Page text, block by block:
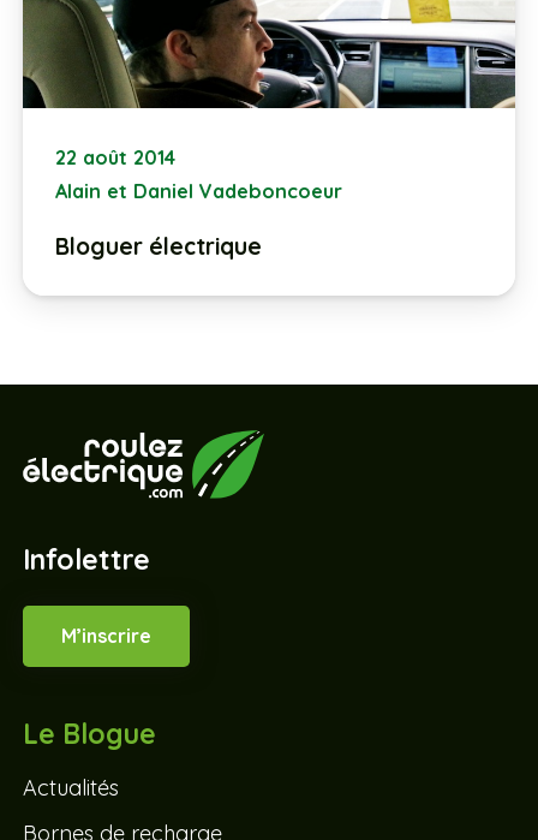
22 août 2014
Alain et Daniel Vadeboncoeur
Bloguer électrique
Infolettre
M’inscrire
Le Blogue
Actualités
Bornes de recharge